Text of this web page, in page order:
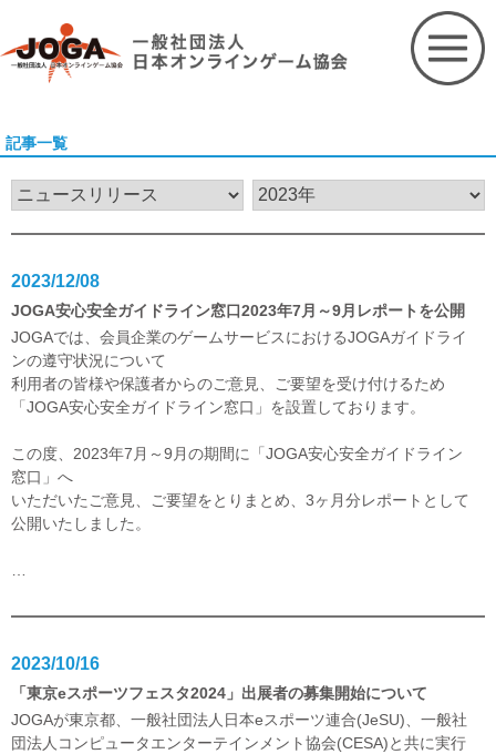
content
記事一覧
2023/12/08
JOGA安心安全ガイドライン窓口2023年7月～9月レポートを公開
JOGAでは、会員企業のゲームサービスにおけるJOGAガイドライ
ンの遵守状況について
利用者の皆様や保護者からのご意見、ご要望を受け付けるため
「JOGA安心安全ガイドライン窓口」を設置しております。
この度、2023年7月～9月の期間に「JOGA安心安全ガイドライン
窓口」へ
いただいたご意見、ご要望をとりまとめ、3ヶ月分レポートとして
公開いたしました。
2023/10/16
「東京eスポーツフェスタ2024」出展者の募集開始について
JOGAが東京都、一般社団法人日本eスポーツ連合(JeSU)、一般社
団法人コンピュータエンターテインメント協会(CESA)と共に実行